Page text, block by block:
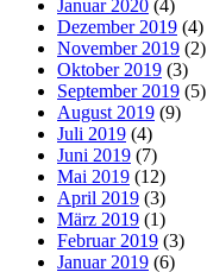
Januar 2020 (4)
Dezember 2019 (4)
November 2019 (2)
Oktober 2019 (3)
September 2019 (5)
August 2019 (9)
Juli 2019 (4)
Juni 2019 (7)
Mai 2019 (12)
April 2019 (3)
März 2019 (1)
Februar 2019 (3)
Januar 2019 (6)